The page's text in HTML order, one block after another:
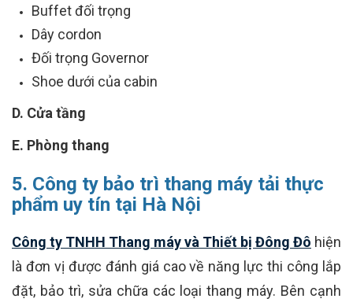
Buffet đối trọng
Dây cordon
Đối trọng Governor
Shoe dưới của cabin
D. Cửa tầng
E. Phòng thang
5. Công ty bảo trì thang máy tải thực
phẩm uy tín tại Hà Nội
Công ty TNHH Thang máy và Thiết bị Đông Đô hiện
là đơn vị được đánh giá cao về năng lực thi công lắp
đặt, bảo trì, sửa chữa các loại thang máy. Bên cạnh